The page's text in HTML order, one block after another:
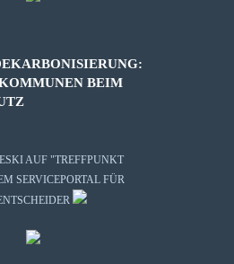
BEIM
AUF "TREFFPUNKT
SERVICEPORTAL FÜR